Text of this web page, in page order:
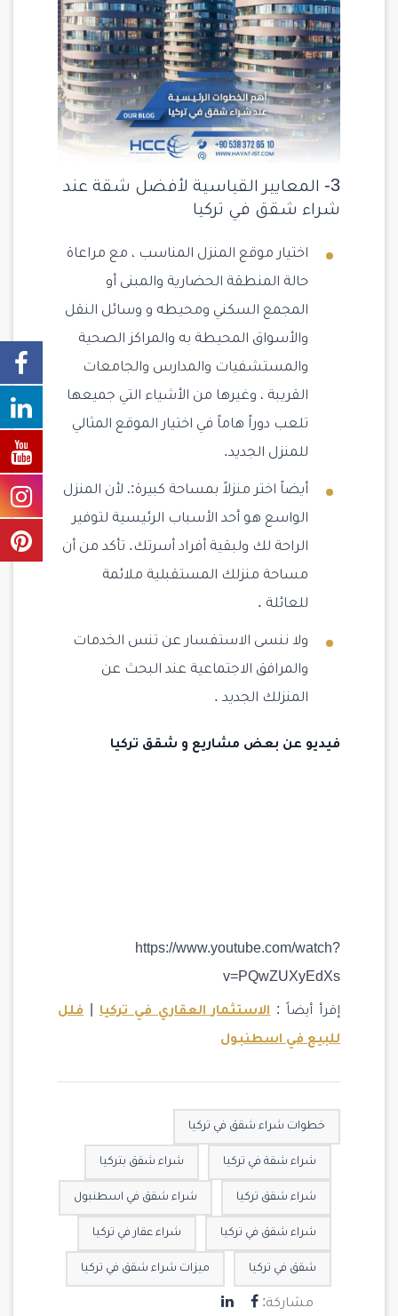
3- المعايير القياسية لأفضل شقة عند
شراء شقق في تركيا
اختيار موقع المنزل المناسب ، مع مراعاة
حالة المنطقة الحضارية والمبنى أو
المجمع السكني ومحيطه و وسائل النقل
والأسواق المحيطة به والمراكز الصحية
والمستشفيات والمدارس والجامعات
القريبة ، وغيرها من الأشياء التي جميعها
تلعب دوراً هاماً في اختيار الموقع المثالي
للمنزل الجديد.
أيضاً اختر منزلاً بمساحة كبيرة:، لأن المنزل
الواسع هو أحد الأسباب الرئيسية لتوفير
الراحة لك ولبقية أفراد أسرتك. تأكد من أن
مساحة منزلك المستقبلية ملائمة
للعائلة .
ولا ننسى الاستفسار عن تنس الخدمات
والمرافق الاجتماعية عند البحث عن
المنزلك الجديد .
فيديو عن بعض مشاريع و شقق تركيا
https://www.youtube.com/watch?
v=PQwZUXyEdXs
إقرأ أيضاً :الاستثمار العقاري في تركيا| فلل
للبيع في اسطنبول
خطوات شراء شقق في تركيا
شراء شقة في تركيا شراء شقق بتركيا
شراء شقق تركيا شراء شقق في اسطنبول
شراء شقق في تركيا شراء عقار في تركيا
شقق في تركيا ميزات شراء شقق في تركيا
مشاركة: